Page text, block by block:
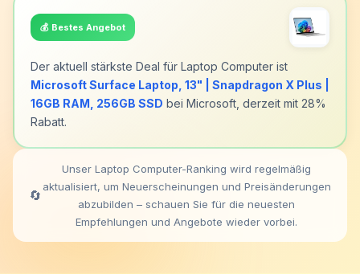
💰 Bestes Angebot
Der aktuell stärkste Deal für Laptop Computer ist
Microsoft Surface Laptop, 13" | Snapdragon X Plus |
16GB RAM, 256GB SSD bei Microsoft, derzeit mit 28%
Rabatt.
🔄
Unser Laptop Computer-Ranking wird regelmäßig
aktualisiert, um Neuerscheinungen und Preisänderungen
abzubilden – schauen Sie für die neuesten
Empfehlungen und Angebote wieder vorbei.